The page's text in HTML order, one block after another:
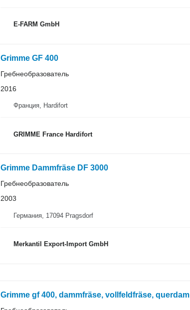
E-FARM GmbH
Grimme GF 400
Гребнеобразователь
2016
Франция, Hardifort
GRIMME France Hardifort
Grimme Dammfräse DF 3000
Гребнеобразователь
2003
Германия, 17094 Pragsdorf
Merkantil Export-Import GmbH
Grimme gf 400, dammfräse, vollfeldfräse, querdam